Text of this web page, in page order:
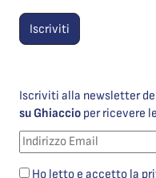
Iscriviti alla newsletter
su Ghiaccio per ricevere
Ho letto e accetto la